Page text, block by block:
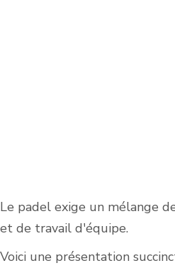
Le padel exige un mélange
et de travail d'équipe.
Voici une présentation